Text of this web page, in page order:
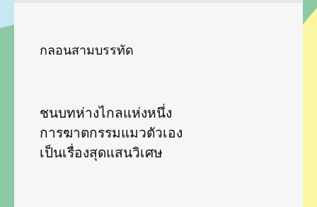
กลอนสามบรรทัด
ชนบทห่างไกลแห่งหนึ่ง
การฆาตกรรมแมวตัวเอง
เป็นเรื่องสุดแสนวิเศษ